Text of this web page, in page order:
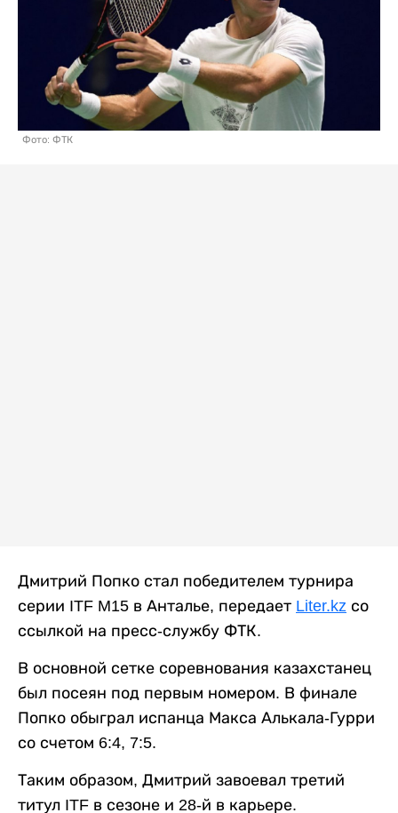
Фото: ФТК
Дмитрий Попко стал победителем турнира
серии ITF M15 в Анталье, передает Liter.kz со
ссылкой на пресс-службу ФТК.
В основной сетке соревнования казахстанец
был посеян под первым номером. В финале
Попко обыграл испанца Макса Алькала-Гурри
со счетом 6:4, 7:5.
Таким образом, Дмитрий завоевал третий
титул ITF в сезоне и 28-й в карьере.